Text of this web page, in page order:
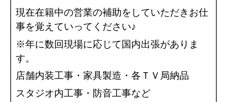
現在在籍中の営業の補助をしていただきお仕
事を覚えていってください♪
※年に数回現場に応じて国内出張がありま
す。
店舗内装工事・家具製造・各ＴＶ局納品
スタジオ内工事・防音工事など